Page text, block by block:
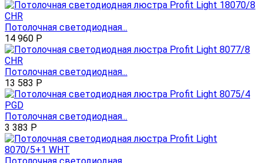
Потолочная светодиодная...
14 960 Р
Потолочная светодиодная...
13 583 Р
Потолочная светодиодная...
3 383 Р
Потолочная светодиодная...